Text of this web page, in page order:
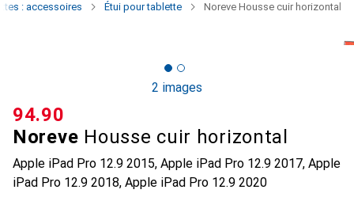
: accessoires Étui pour tablette Noreve Housse cuir horizontal
2 images
Noreve Housse cuir horizontal
Apple iPad Pro 12.9 2015, Apple iPad Pro 12.9 2017, Apple
iPad Pro 12.9 2018, Apple iPad Pro 12.9 2020
CHF
94.90